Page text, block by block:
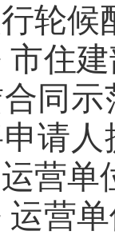
轮候
建
同
请
营单
单